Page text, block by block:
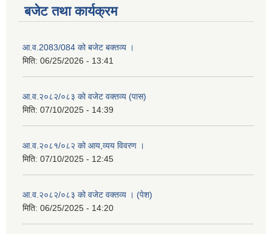
बजेट तथा कार्यक्रम
आ.व.2083/084 को बजेट बक्तव्य ।
मिति: 06/25/2026 - 13:41
आ.व.२०८२/०८३ को वजेट वक्तव्य (पास)
मिति: 07/10/2025 - 14:39
आ.व.२०८१/०८२ को आय,व्यय विवरण ।
मिति: 07/10/2025 - 12:45
आ.व.२०८२/०८३ को वजेट वक्तव्य । (पेश)
मिति: 06/25/2025 - 14:20